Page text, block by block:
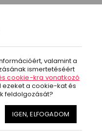
valamint a
ismertetéséért
cookie-kra vonatkozó
ezeket a cookie-kat és
feldolgozását?
IGEN, ELFOGADOM